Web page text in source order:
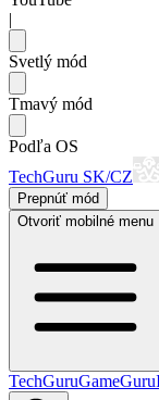
|
Svetlý mód
Tmavý mód
Podľa OS
TechGuru SK/CZ
Prepnúť mód
Otvoriť mobilné menu
TechGuruGameGuru